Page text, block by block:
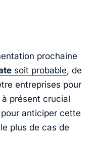
prochaine
soit probable, de
entreprises pour
présent crucial
anticiper cette
plus de cas de